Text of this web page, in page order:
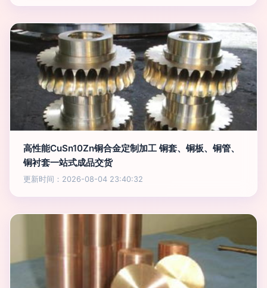
高性能CuSn10Zn铜合金定制加工 铜套、铜板、铜管、
铜衬套一站式成品交货
更新时间：2026-08-04 23:40:32